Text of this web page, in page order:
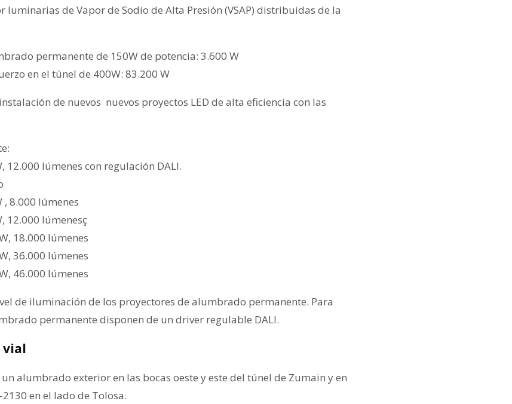
de Vapor de Sodio de Alta Presión (VSAP) distribuidas de la
permanente de 150W de potencia: 3.600 W
en el túnel de 400W: 83.200 W
de nuevos nuevos proyectos LED de alta eficiencia con las
12.000 lúmenes con regulación DALI.
, 8.000 lúmenes
12.000 lúmenesç
18.000 lúmenes
36.000 lúmenes
46.000 lúmenes
de iluminación de los proyectores de alumbrado permanente. Para
permanente disponen de un driver regulable DALI.
alumbrado exterior en las bocas oeste y este del túnel de Zumain y en
en el lado de Tolosa.